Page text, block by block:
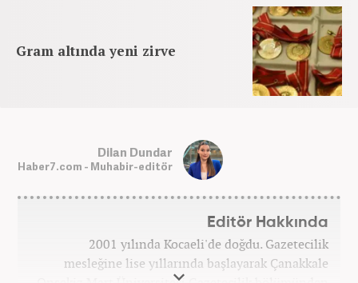
Gram altında yeni zirve
Dilan Dundar
Haber7.com - Muhabir-editör
Editör Hakkında
2001 yılında Kocaeli'de doğdu. Gazetecilik
mesleğine lise yıllarında başlayarak Çanakkale